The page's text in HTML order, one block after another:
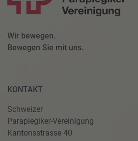
Wir bewegen.
Bewegen Sie mit uns.
KONTAKT
Schweizer
Paraplegiker-Vereinigung
Kantonsstrasse 40